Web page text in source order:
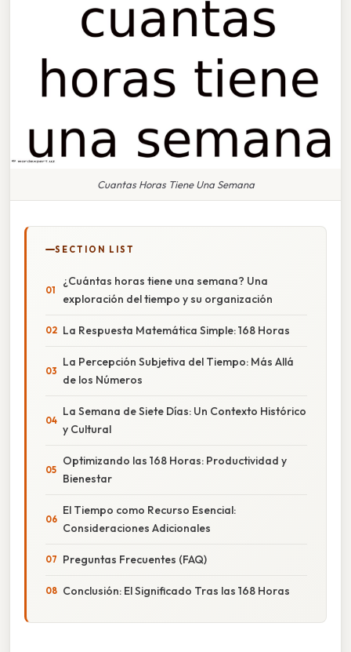
Cuantas Horas Tiene Una Semana
SECTION LIST
¿Cuántas horas tiene una semana? Una
exploración del tiempo y su organización
La Respuesta Matemática Simple: 168 Horas
La Percepción Subjetiva del Tiempo: Más Allá
de los Números
La Semana de Siete Días: Un Contexto Histórico
y Cultural
Optimizando las 168 Horas: Productividad y
Bienestar
El Tiempo como Recurso Esencial:
Consideraciones Adicionales
Preguntas Frecuentes (FAQ)
Conclusión: El Significado Tras las 168 Horas